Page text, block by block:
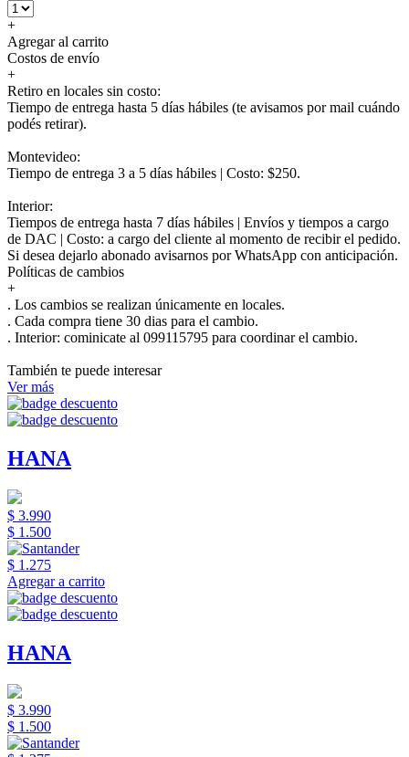
+
Agregar al carrito
Costos de envío
+
Retiro en locales sin costo:
Tiempo de entrega hasta 5 días hábiles (te avisamos por mail cuándo
podés retirar).
Montevideo:
Tiempo de entrega 3 a 5 días hábiles | Costo: $250.
Interior:
Tiempos de entrega hasta 7 días hábiles | Envíos y tiempos a cargo
de DAC | Costo: a cargo del cliente al momento de recibir el pedido.
Si desea dejarlo abonado avisarnos por WhatsApp con anticipación.
Políticas de cambios
+
. Los cambios se realizan únicamente en locales.
. Cada compra tiene 30 dias para el cambio.
. Interior: cominicate al 099115795 para coordinar el cambio.
También te puede interesar
Ver más
HANA
$ 3.990
$ 1.500
$ 1.275
Agregar a carrito
HANA
$ 3.990
$ 1.500